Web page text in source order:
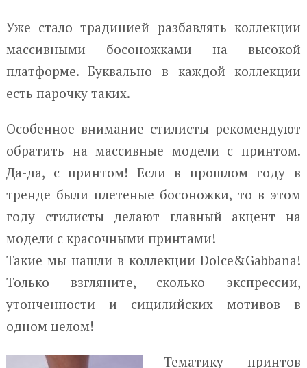
Уже стало традицией разбавлять коллекции
массивными босоножками на высокой
платформе. Буквально в каждой коллекции
есть парочку таких.
Особенное внимание стилисты рекомендуют
обратить на массивные модели с принтом.
Да-да, с принтом! Если в прошлом году в
тренде были плетеные босоножки, то в этом
году стилисты делают главный акцент на
модели с красочными принтами!
Такие мы нашли в коллекции Dolce&Gabbana!
Только взгляните, сколько экспрессии,
утонченности и сицилийских мотивов в
одном целом!
Тематику принтов